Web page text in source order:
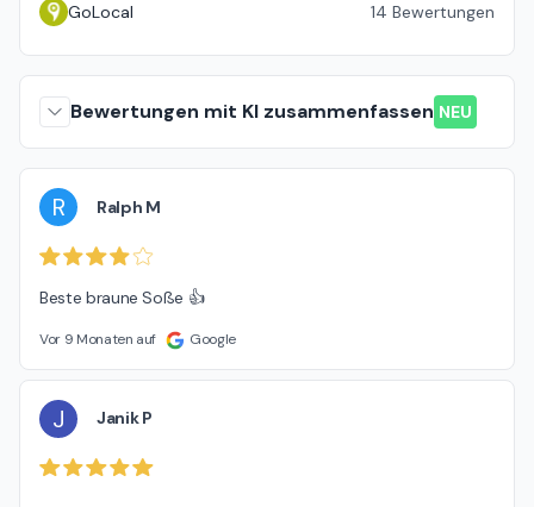
GoLocal 14 Bewertungen
Bewertungen mit KI zusammenfassen NEU
R Ralph M
Beste braune Soße 👍
Vor 9 Monaten auf Google
J Janik P